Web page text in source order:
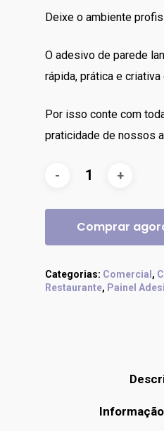
Deixe o ambiente
O adesivo de parede
rápida, prática e criativa
Por isso conte com
praticidade de nossos
Comprar
Categorias: Comercial ,
Restaurante, Painel